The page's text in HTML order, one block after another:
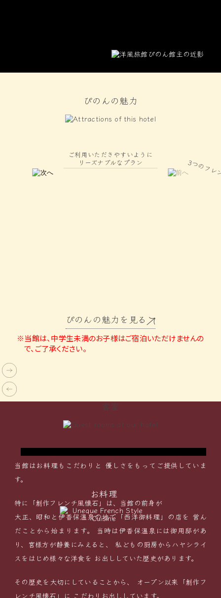
ぴのんの魅力
ご利用いただきやすいように
リーズナブルなプラン
3つのフ
ぴのんの魅力を見る
※当館は、中学生未満のお子様はご宿泊いただけませんの
で、ご了承ください。
客室
おすすめ！いつもと違うふたりきりの”非日常
お料理
当館はお料理もこだわりと 優しさをもってご提供していま
す。
特に「創作フレンチ風懐石」は、当館の前身が
大正、昭和と伊香保温泉の地で「西洋御料理」の店を 営ん
だことから始まります。
当時は伊香保温泉には御用邸があ
り、宮様方が静養にみえると、
私どもの厨房からハヤシライ
スをはじめ様々な洋食を お出ししていた歴史があります。
その歴史を大切にしていることから、
オープン以来「創作フ
レンチ風懐石」に こだわりお出ししています。